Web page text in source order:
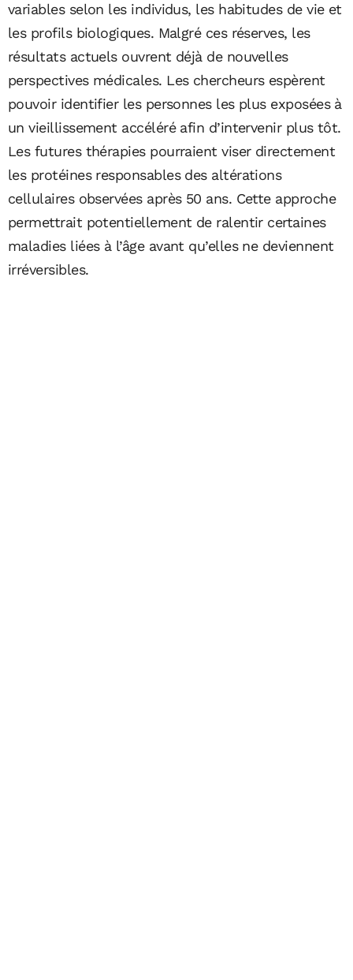
variables selon les individus, les habitudes de vie et
les profils biologiques. Malgré ces réserves, les
résultats actuels ouvrent déjà de nouvelles
perspectives médicales. Les chercheurs espèrent
pouvoir identifier les personnes les plus exposées à
un vieillissement accéléré afin d’intervenir plus tôt.
Les futures thérapies pourraient viser directement
les protéines responsables des altérations
cellulaires observées après 50 ans. Cette approche
permettrait potentiellement de ralentir certaines
maladies liées à l’âge avant qu’elles ne deviennent
irréversibles.